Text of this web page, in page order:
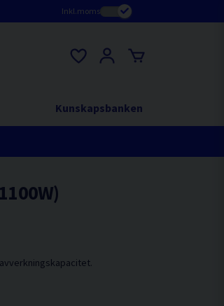
Inkl.moms
Kunskapsbanken